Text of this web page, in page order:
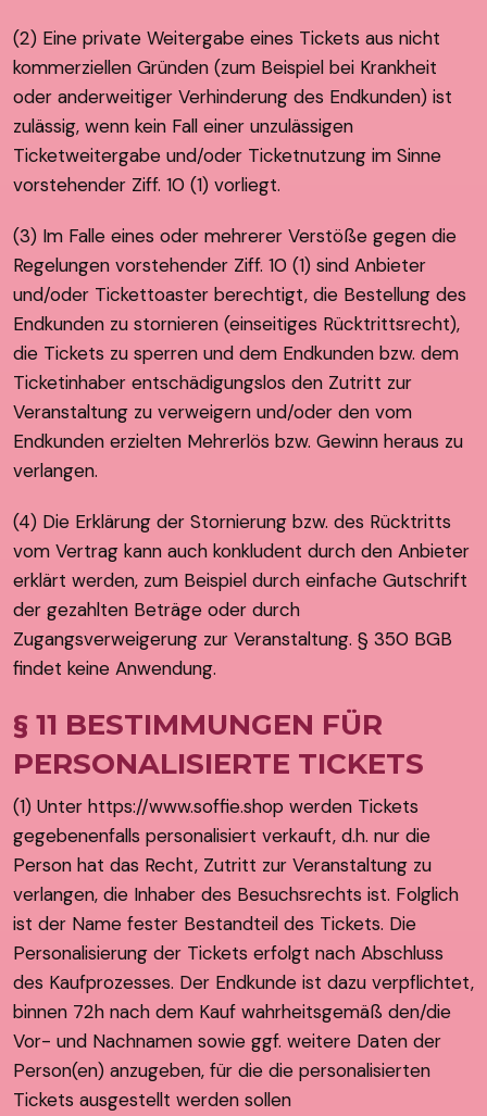
(2) Eine private Weitergabe eines Tickets aus nicht
kommerziellen Gründen (zum Beispiel bei Krankheit
oder anderweitiger Verhinderung des Endkunden) ist
zulässig, wenn kein Fall einer unzulässigen
Ticketweitergabe und/oder Ticketnutzung im Sinne
vorstehender Ziff. 10 (1) vorliegt.
(3) Im Falle eines oder mehrerer Verstöße gegen die
Regelungen vorstehender Ziff. 10 (1) sind Anbieter
und/oder Tickettoaster berechtigt, die Bestellung des
Endkunden zu stornieren (einseitiges Rücktrittsrecht),
die Tickets zu sperren und dem Endkunden bzw. dem
Ticketinhaber entschädigungslos den Zutritt zur
Veranstaltung zu verweigern und/oder den vom
Endkunden erzielten Mehrerlös bzw. Gewinn heraus zu
verlangen.
(4) Die Erklärung der Stornierung bzw. des Rücktritts
vom Vertrag kann auch konkludent durch den Anbieter
erklärt werden, zum Beispiel durch einfache Gutschrift
der gezahlten Beträge oder durch
Zugangsverweigerung zur Veranstaltung. § 350 BGB
findet keine Anwendung.
§ 11 BESTIMMUNGEN FÜR
PERSONALISIERTE TICKETS
(1) Unter https://www.soffie.shop werden Tickets
gegebenenfalls personalisiert verkauft, d.h. nur die
Person hat das Recht, Zutritt zur Veranstaltung zu
verlangen, die Inhaber des Besuchsrechts ist. Folglich
ist der Name fester Bestandteil des Tickets. Die
Personalisierung der Tickets erfolgt nach Abschluss
des Kaufprozesses. Der Endkunde ist dazu verpflichtet,
binnen 72h nach dem Kauf wahrheitsgemäß den/die
Vor- und Nachnamen sowie ggf. weitere Daten der
Person(en) anzugeben, für die die personalisierten
Tickets ausgestellt werden sollen